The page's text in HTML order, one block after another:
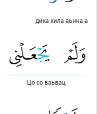
дика хила аьнна а
Цо со ваьвац